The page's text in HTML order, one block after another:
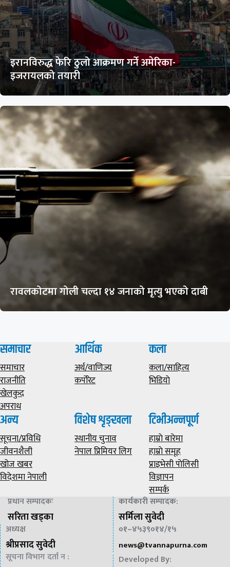
इरानविरुद्ध फेरि ठुलो आक्रमण गर्ने अमेरिका-
इजरायलको तयारी
रावलकोटमा गोली चल्दा १४ जनाको मृत्यु भएको दाबी
समाचार
समाचार
राजनीति
खेलकुद
अपराध
आर्थिक
अर्थ/वाणिज्य
कर्पोरेट
कला
कला/साहित्य
भिडियाे
अन्य
सूचना/प्रविधि
जीवनशैली
खोज खबर
विदेशमा नेपाली
विशेष शृङ्खला
स्थानीय चुनाव
नेपाल प्रिमियर लिग
टिभीअन्नपूर्ण
हाम्राे बारेमा
हाम्राे समूह
प्राइभेसी पाेलिसी
विज्ञापन
सम्पर्क
प्रधान सम्पादकः
सरिता खड्का
कार्यकारी सम्पादक:
सर्मिला सुवेदी
अध्यक्ष
श्रीप्रसाद सुवेदी
०१–४५३९०१४/१५
news@tvannapurna.com
सूचना विभाग दर्ता न :
Developed By: